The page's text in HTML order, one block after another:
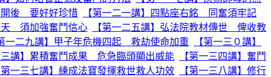
開後 要好好珍惜
【第一二一講】四點座右銘 同奮須牢記
天 須加強奮鬥信心
【第一二五講】弘法院教材傳世 俾收教
一二九講】甲子年危機四起 救劫使命加重
【第一三０講】
三講】累積奮鬥成果 危急臨頭顯出威能
【第一三四講】奮鬥
第一三七講】練成法寶發揮救世救人功效
【第一三八講】修行